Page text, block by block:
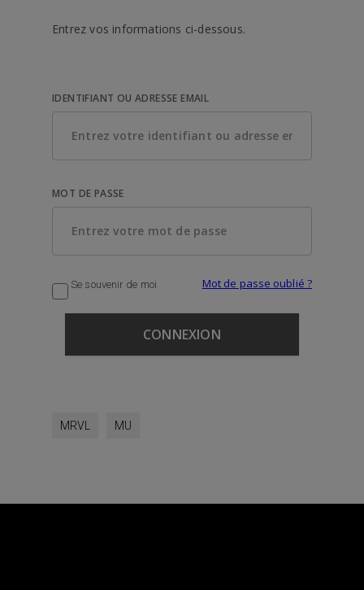
Entrez vos informations ci-dessous.
IDENTIFIANT OU ADRESSE EMAIL
MOT DE PASSE
Se souvenir de moi Mot de passe oublié ?
MRVL MU